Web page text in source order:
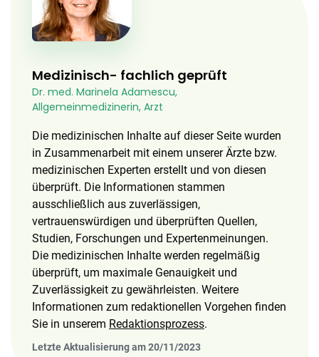
Medizinisch- fachlich geprüft
Dr. med. Marinela Adamescu,
Allgemeinmedizinerin, Arzt
Die medizinischen Inhalte auf dieser Seite wurden
in Zusammenarbeit mit einem unserer Ärzte bzw.
medizinischen Experten erstellt und von diesen
überprüft. Die Informationen stammen
ausschließlich aus zuverlässigen,
vertrauenswürdigen und überprüften Quellen,
Studien, Forschungen und Expertenmeinungen.
Die medizinischen Inhalte werden regelmäßig
überprüft, um maximale Genauigkeit und
Zuverlässigkeit zu gewährleisten. Weitere
Informationen zum redaktionellen Vorgehen finden
Sie in unserem Redaktionsprozess.
Letzte Aktualisierung am 20/11/2023